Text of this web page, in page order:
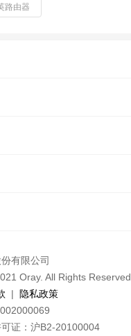
路由器
有限公司
Oray. All Rights Reserved.
|
隐私政策
证：沪B2-20100004